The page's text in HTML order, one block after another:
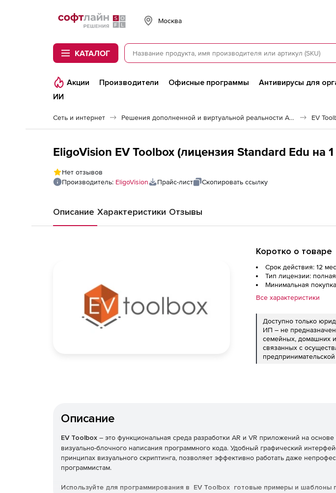
Softline
Москва
КАТАЛОГ
Акции Производители Офисные программы Антивирусы для
ИИ
Сеть и интернет Решения дополненной и виртуальной реальности AR/VR EV
EligoVision EV Toolbox (лицензия Standard Edu на 1
Нет отзывов
Производитель: EligoVision Прайс-лист Скопировать ссылку
Описание Характеристики Отзывы
Коротко о товаре
Срок действия: 12
Тип лицензии:
Минимальная
Все характеристики
Доступно только
ИП – не
семейных, домашних
связанных с
Описание
EV Toolbox – это функциональная среда разработки AR и VR приложений на основе
визуально-блочного написания программного кода. Удобный графический
принципах визуального скриптинга, позволяет эффективно работать даже
программистам.
Используйте для программирования в EV Toolbox готовые примеры и шаблоны